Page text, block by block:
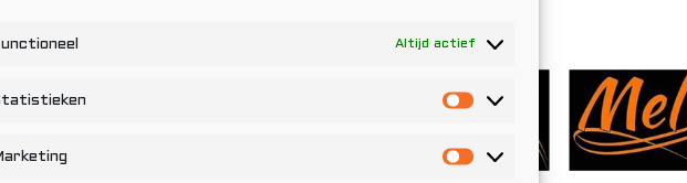
Altijd actief
Statistieken
Marketing